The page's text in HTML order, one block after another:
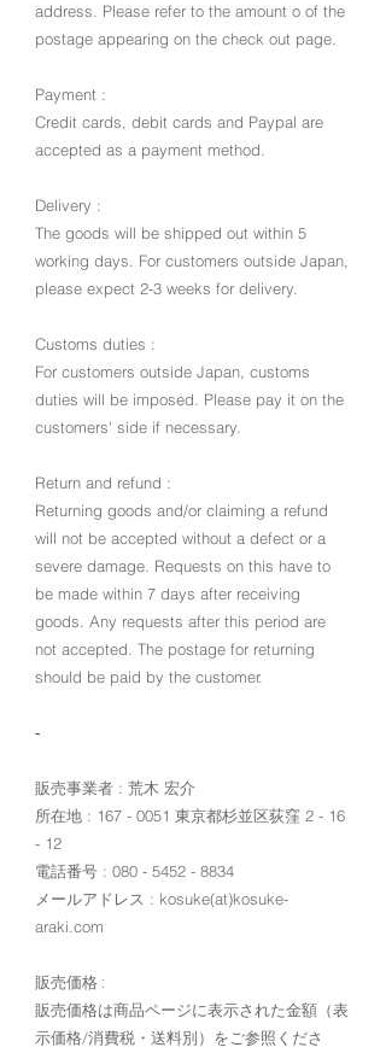
address. Please refer to the amount o of the
postage appearing on the check out page.
Payment :
Credit cards, debit cards and Paypal are
accepted as a payment method.
Delivery :
The goods will be shipped out within 5
working days. For customers outside Japan,
please expect 2-3 weeks for delivery.
Customs duties :
For customers outside Japan, customs
duties will be imposed. Please pay it on the
customers' side if necessary
Return and refund :
Returning goods and/or claiming a refund
will not be accepted without a defect or a
severe damage. Requests on this have to
be made within 7 days after receiving
goods. Any requests after this period are
not accepted. The postage for returning
should be paid by the customer.​
-
販売事業者 : 荒木 宏介
所在地 : 167 - 0051 東京都杉並区荻窪 2 - 16
- 12
電話番号 : 080 - 5452 - 8834
メールアドレス : kosuke(at)kosuke-
araki.com
販売価格 :
販売価格は商品ページに表示された金額（表
示価格/消費税・送料別）をご参照くださ